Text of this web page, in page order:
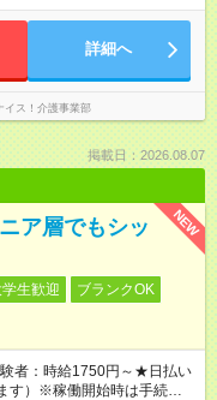
詳細へ
イス！介護事業部
掲載日：2026.08.07
NEW
ア層でもシッ
学生歓迎
ブランクOK
者：時給1750円～★日払い
す）※稼働開始時は手続き完